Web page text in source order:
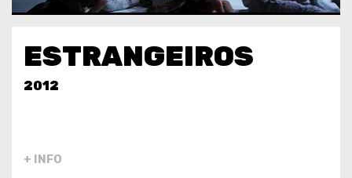
ESTRANGEIROS
2012
+ INFO